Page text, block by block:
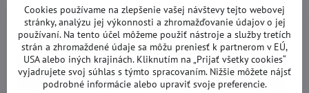
Cookies používame na zlepšenie vašej návštevy tejto webovej
stránky, analýzu jej výkonnosti a zhromažďovanie údajov o jej
používaní. Na tento účel môžeme použiť nástroje a služby tretích
strán a zhromaždené údaje sa môžu preniesť k partnerom v EÚ,
USA alebo iných krajinách. Kliknutím na „Prijať všetky cookies“
vyjadrujete svoj súhlas s týmto spracovaním. Nižšie môžete nájsť
podrobné informácie alebo upraviť svoje preferencie.